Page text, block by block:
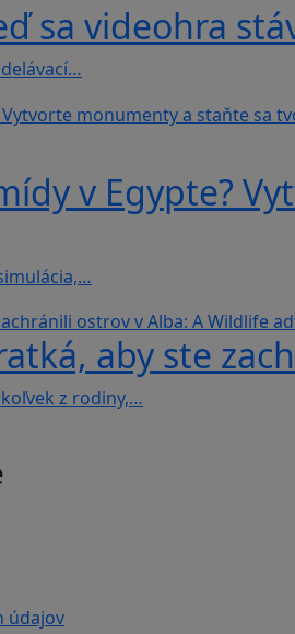
sa videohra
v Egypte?
aby ste
z rodiny,…
údajov